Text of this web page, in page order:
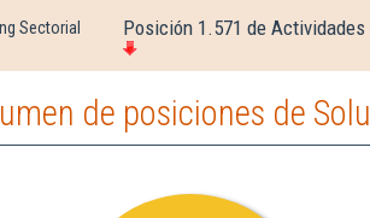
Sectorial Posición 1.571 de
de posiciones de